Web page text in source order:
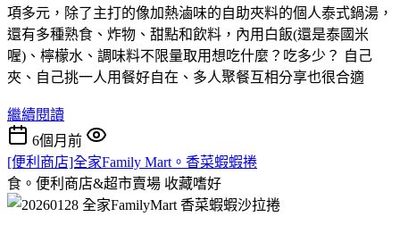
項多元，除了主打的像加熱滷味的自助夾料的個人泰式鍋湯，
還有多種熟食、炸物、甜點和飲料，內用白飯(還是泰國米
喔)、檸檬水、調味料不限量取用想吃什麼？吃多少？ 自己
夾、自己挑一人用餐好自在、多人聚餐互相分享也很合適
繼續閱讀
6個月前
[便利商店]全家Family Mart。香菜蝦蝦捲
食。便利商店&超市賣場 收藏嗜好